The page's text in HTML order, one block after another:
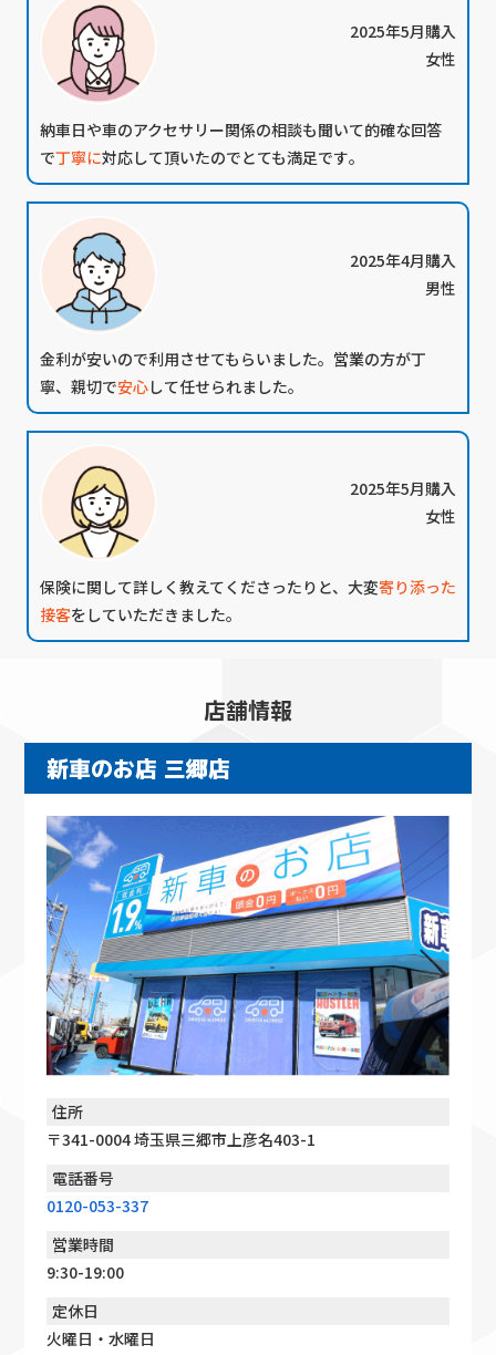
2025年5月購入
女性
納車日や車のアクセサリー関係の相談も聞いて的確な回答
で丁寧に対応して頂いたのでとても満足です｡
2025年4月購入
男性
金利が安いので利用させてもらいました。営業の方が丁
寧、親切で安心して任せられました。
2025年5月購入
女性
保険に関して詳しく教えてくださったりと、大変寄り添った
接客をしていただきました。
店舗情報
新車のお店 三郷店
住所
〒341-0004 埼玉県三郷市上彦名403-1
電話番号
0120-053-337
営業時間
9:30-19:00
定休日
火曜日・水曜日